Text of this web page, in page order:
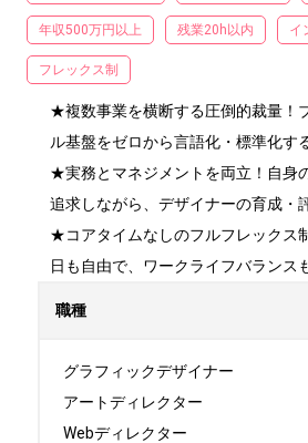
年収500万円以上 残業20h以内 イ
フレックス制
★複数事業を横断する圧倒的裁量！
ル基盤をゼロから言語化・標準化す
★実務とマネジメントを両立！自身
追求しながら、デザイナーの育成・
★コアタイムなしのフルフレックス
日も自由で、ワークライフバランス
職種
グラフィックデザイナー
アートディレクター
Webディレクター